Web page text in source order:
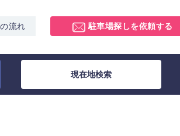
流れ 駐車場探しを依頼する
現在地検索